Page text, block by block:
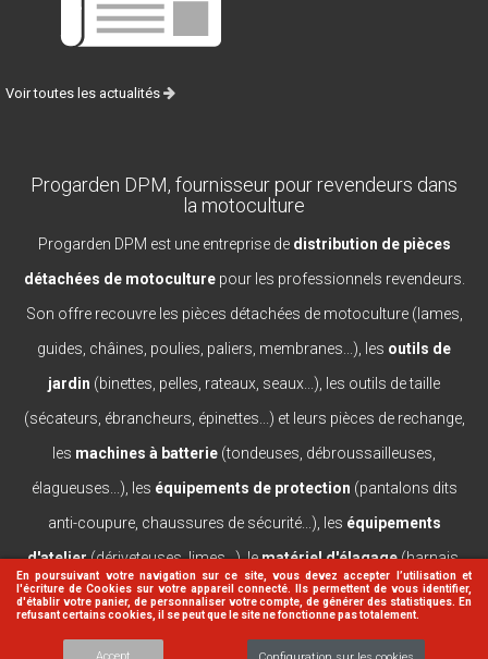
En poursuivant votre navigation sur ce site, vous devez accepter l’utilisation et
l'écriture de Cookies sur votre appareil connecté. Ils permettent de vous identifier,
d'établir votre panier, de personnaliser votre compte, de générer des statistiques. En
refusant certains cookies, il se peut que le site ne fonctionne pas totalement.
Voir toutes les actualités
Progarden DPM, fournisseur pour revendeurs dans
la motoculture
Progarden DPM est une entreprise de distribution de pièces
détachées de motoculturepour les professionnels revendeurs.
Son offre recouvre les pièces détachées de motoculture (lames,
guides, châines, poulies, paliers, membranes...), les outils de
jardin (binettes, pelles, rateaux, seaux...), les outils de taille
(sécateurs, ébrancheurs, épinettes...) et leurs pièces de rechange,
les machines à batterie (tondeuses, débroussailleuses,
élagueuses...), les équipements de protection (pantalons dits
anti-coupure, chaussures de sécurité...), les équipements
d'atelier(dériveteuses, limes...), lematériel d'élagage(harnais,
casques, lanceurs...).